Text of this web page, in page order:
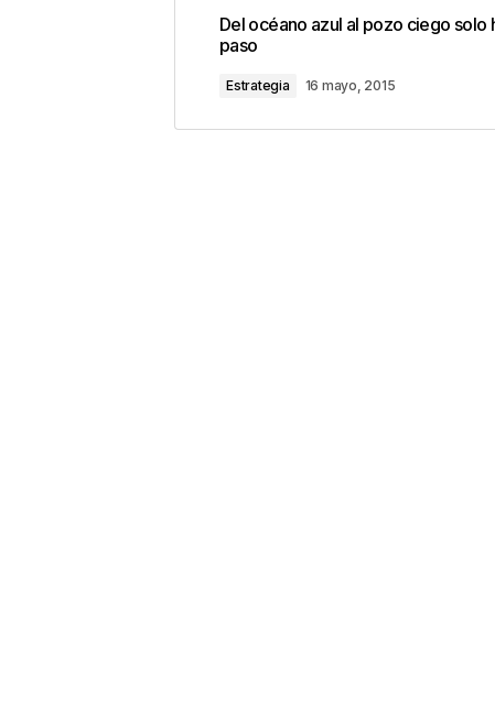
Tu dirección de correo
con *
Comentario*
Del océano azul al pozo ciego solo
paso
Estrategia 16 mayo, 2015